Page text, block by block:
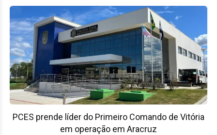
PCES prende líder do Primeiro Comando de Vitória
em operação em Aracruz